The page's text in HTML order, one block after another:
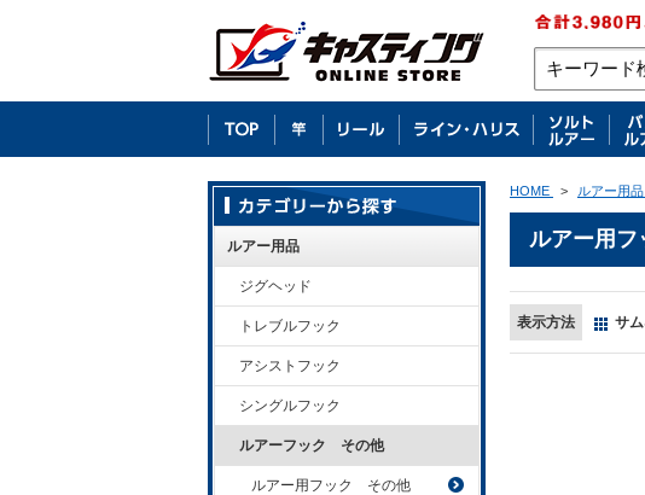
HOME > ルアー用品
ルアー用
表示方法 サ
ルアー用品
ジグヘッド
トレブルフック
アシストフック
シングルフック
ルアーフック その他
ルアー用フック その他